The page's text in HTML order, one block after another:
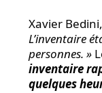
Xavier
L’inventaire
personnes. »
inventaire
quelques